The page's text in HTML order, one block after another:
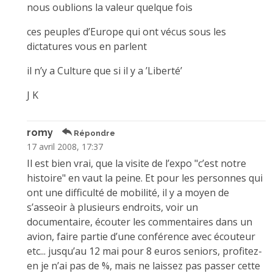
nous oublions la valeur quelque fois
ces peuples d’Europe qui ont vécus sous les
dictatures vous en parlent
il n’y a Culture que si il y a ’Liberté’
J K
romy Répondre
17 avril 2008, 17:37
Il est bien vrai, que la visite de l’expo "c’est notre
histoire" en vaut la peine. Et pour les personnes qui
ont une difficulté de mobilité, il y a moyen de
s’asseoir à plusieurs endroits, voir un
documentaire, écouter les commentaires dans un
avion, faire partie d’une conférence avec écouteur
etc... jusqu’au 12 mai pour 8 euros seniors, profitez-
en je n’ai pas de %, mais ne laissez pas passer cette